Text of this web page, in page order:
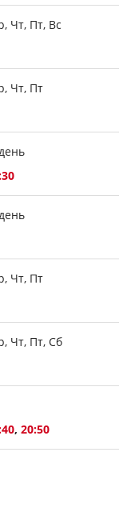
Чт, Пт, Вс
Чт, Пт
Чт, Пт
Чт, Пт, Сб
, 20:50